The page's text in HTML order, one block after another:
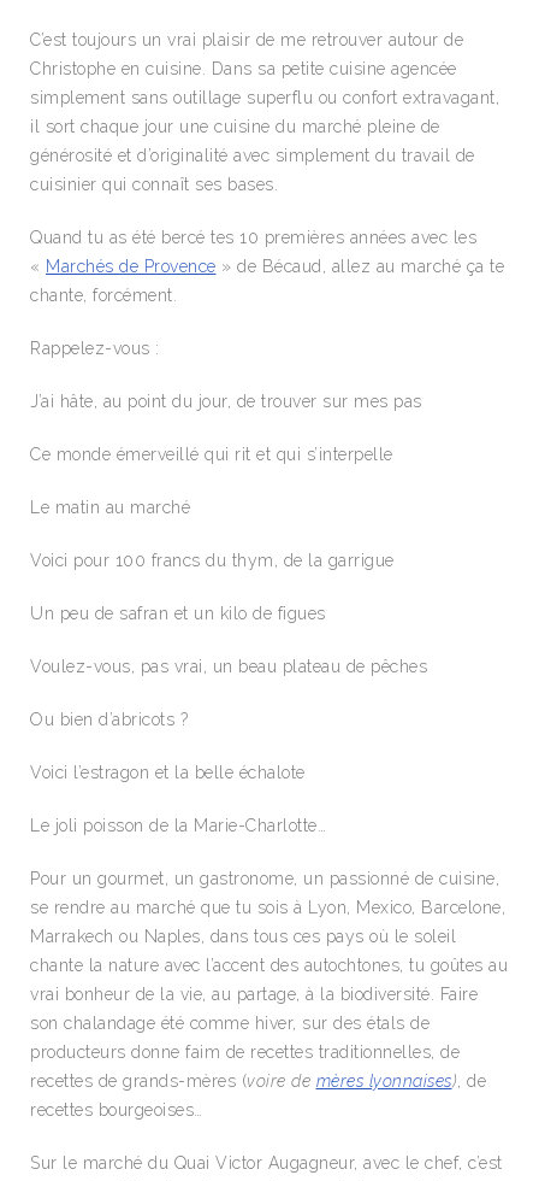
C’est toujours un vrai plaisir de me retrouver autour de
Christophe en cuisine. Dans sa petite cuisine agencée
simplement sans outillage superflu ou confort extravagant,
il sort chaque jour une cuisine du marché pleine de
générosité et d’originalité avec simplement du travail de
cuisinier qui connaît ses bases.
Quand tu as été bercé tes 10 premières années avec les
« Marchés de Provence » de Bécaud, allez au marché ça te
chante, forcément.
Rappelez-vous :
J’ai hâte, au point du jour, de trouver sur mes pas
Ce monde émerveillé qui rit et qui s’interpelle
Le matin au marché
Voici pour 100 francs du thym, de la garrigue
Un peu de safran et un kilo de figues
Voulez-vous, pas vrai, un beau plateau de pêches
Ou bien d’abricots ?
Voici l’estragon et la belle échalote
Le joli poisson de la Marie-Charlotte…
Pour un gourmet, un gastronome, un passionné de cuisine,
se rendre au marché que tu sois à Lyon, Mexico, Barcelone,
Marrakech ou Naples, dans tous ces pays où le soleil
chante la nature avec l’accent des autochtones, tu goûtes au
vrai bonheur de la vie, au partage, à la biodiversité. Faire
son chalandage été comme hiver, sur des étals de
producteurs donne faim de recettes traditionnelles, de
recettes de grands-mères (voire de mères lyonnaises) , de
recettes bourgeoises…
Sur le marché du Quai Victor Augagneur, avec le chef, c’est